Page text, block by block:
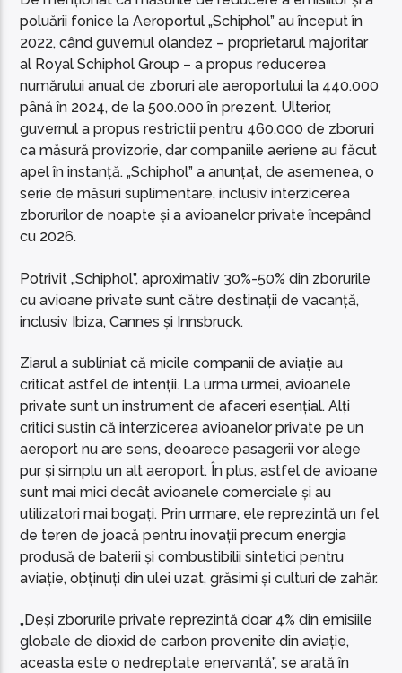
poluării fonice la Aeroportul „Schiphol” au început în
2022, când guvernul olandez – proprietarul majoritar
al Royal Schiphol Group – a propus reducerea
numărului anual de zboruri ale aeroportului la 440.000
până în 2024, de la 500.000 în prezent. Ulterior,
guvernul a propus restricții pentru 460.000 de zboruri
ca măsură provizorie, dar companiile aeriene au făcut
apel în instanță. „Schiphol” a anunțat, de asemenea, o
serie de măsuri suplimentare, inclusiv interzicerea
zborurilor de noapte și a avioanelor private începând
cu 2026.
Potrivit „Schiphol”, aproximativ 30%-50% din zborurile
cu avioane private sunt către destinații de vacanță,
inclusiv Ibiza, Cannes și Innsbruck.
Ziarul a subliniat că micile companii de aviație au
criticat astfel de intenții. La urma urmei, avioanele
private sunt un instrument de afaceri esențial. Alți
critici susțin că interzicerea avioanelor private pe un
aeroport nu are sens, deoarece pasagerii vor alege
pur și simplu un alt aeroport. În plus, astfel de avioane
sunt mai mici decât avioanele comerciale și au
utilizatori mai bogați. Prin urmare, ele reprezintă un fel
de teren de joacă pentru inovații precum energia
produsă de baterii și combustibilii sintetici pentru
aviație, obținuți din ulei uzat, grăsimi și culturi de zahăr.
„Deși zborurile private reprezintă doar 4% din emisiile
globale de dioxid de carbon provenite din aviație,
aceasta este o nedreptate enervantă”, se arată în